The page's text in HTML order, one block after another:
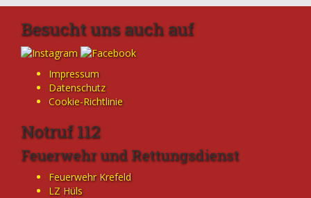
Besucht uns auch auf
Impressum
Datenschutz
Cookie-Richtlinie
Notruf 112
Feuerwehr und Rettungsdienst
Feuerwehr Krefeld
LZ Hüls